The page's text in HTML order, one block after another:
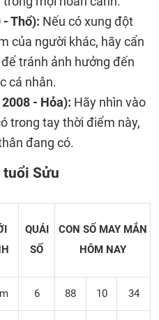
Thổ): Nếu có xung đột
của người khác, hãy cẩn
tránh ảnh hưởng đến
cá nhân.
- Hỏa): Hãy nhìn vào
trong tay thời điểm này,
đang có.
tuổi Sửu
QUÁI
SỐ
CON SỐ MAY MẮN
HÔM NAY
6 88 10 34